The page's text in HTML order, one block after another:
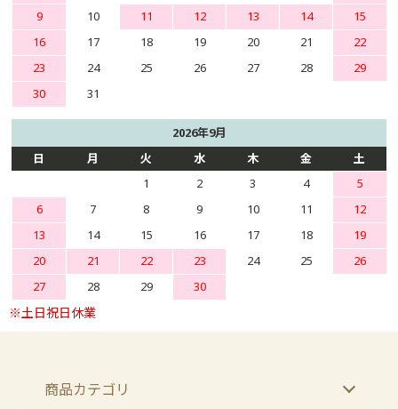
9
10 11 12 13 14
15
16
17 18 19 20 21
22
23
24 25 26 27 28
29
30
31
2026年9月
日
月 火 水 木 金
土
1
2 3 4
5
6
7 8 9 10 11
12
13
14 15 16 17 18
19
20
21 22 23 24 25
26
27
28 29 30
商品カテゴリ